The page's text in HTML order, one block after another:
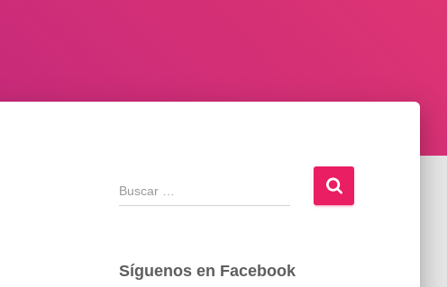
B
u
a
Síguenos en Facebook